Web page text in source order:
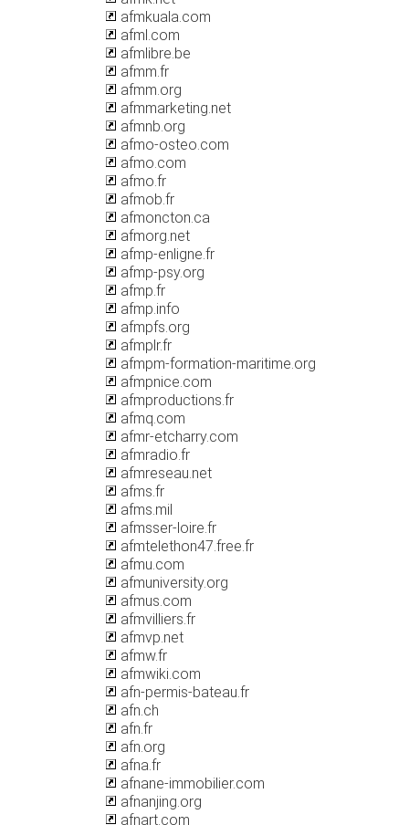
afmkuala.com
afml.com
afmlibre.be
afmm.fr
afmm.org
afmmarketing.net
afmnb.org
afmo-osteo.com
afmo.com
afmo.fr
afmob.fr
afmoncton.ca
afmorg.net
afmp-enligne.fr
afmp-psy.org
afmp.fr
afmp.info
afmpfs.org
afmplr.fr
afmpm-formation-maritime.org
afmpnice.com
afmproductions.fr
afmq.com
afmr-etcharry.com
afmradio.fr
afmreseau.net
afms.fr
afms.mil
afmsser-loire.fr
afmtelethon47.free.fr
afmu.com
afmuniversity.org
afmus.com
afmvilliers.fr
afmvp.net
afmw.fr
afmwiki.com
afn-permis-bateau.fr
afn.ch
afn.fr
afn.org
afna.fr
afnane-immobilier.com
afnanjing.org
afnart.com